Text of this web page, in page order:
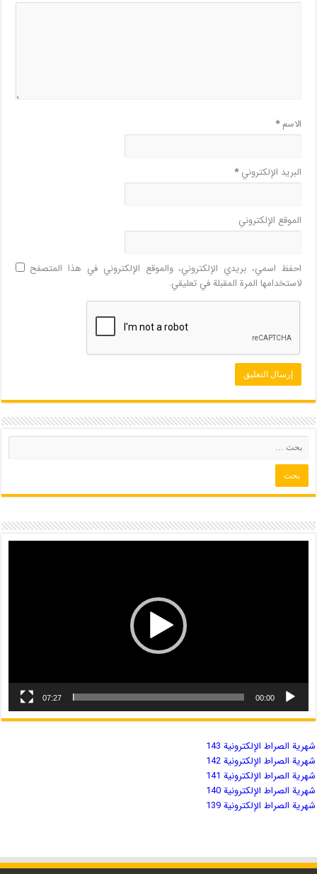
الاسم*
البريد الإلكتروني*
الموقع الإلكتروني
احفظ اسمي، بريدي الإلكتروني، والموقع الإلكتروني في هذا المتصفح
لاستخدامها المرة المقبلة في تعليقي.
00:00
07:27
شهریة الصراط الإلكترونية 143
شهریة الصراط الإلكترونية 142
شهریة الصراط الإلكترونية 141
شهریة الصراط الإلكترونية 140
شهریة الصراط الإلكترونية 139